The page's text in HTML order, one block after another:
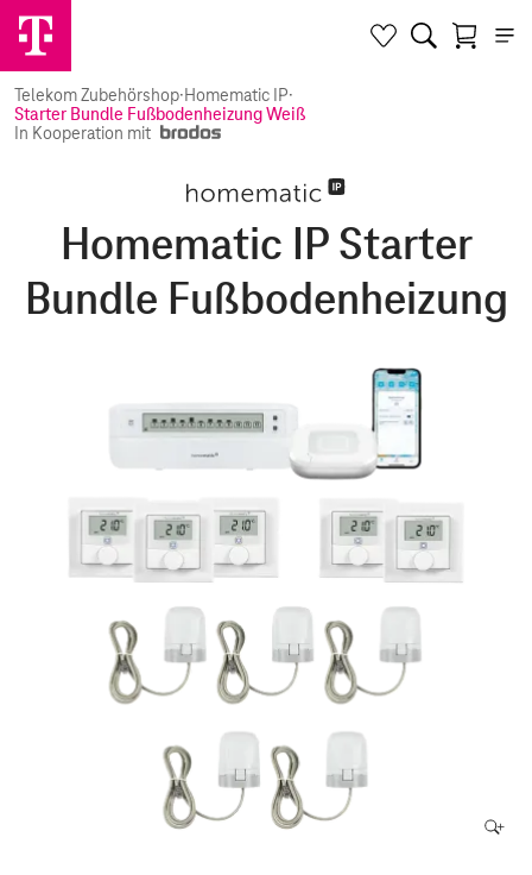
Telekom Zubehörshop·Homematic IP·
Starter Bundle Fußbodenheizung Weiß
In Kooperation mit
Homematic IP Starter
Bundle Fußbodenheizung